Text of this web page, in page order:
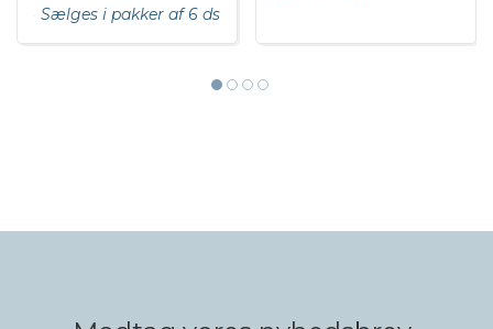
Sælges i pakker af 6 ds